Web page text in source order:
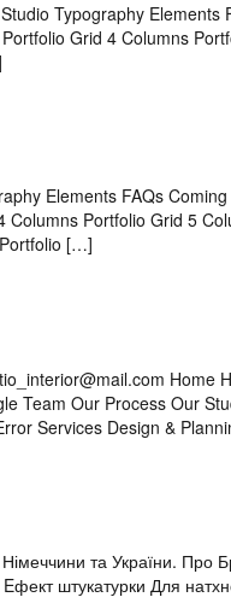
Typography Elements
Grid 4 Columns
Elements FAQs
Portfolio Grid 5
[…]
Home
Team Our Process Our
Services Design &
та України.
штукатурки Для